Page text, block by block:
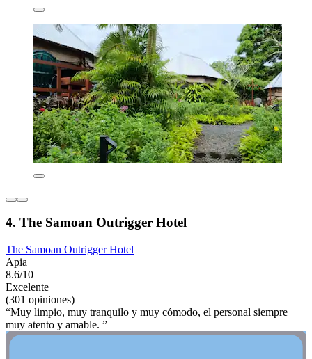
4. The Samoan Outrigger Hotel
The Samoan Outrigger Hotel
Apia
8.6/10
Excelente
(301 opiniones)
“Muy limpio, muy tranquilo y muy cómodo, el personal siempre
muy atento y amable. ”